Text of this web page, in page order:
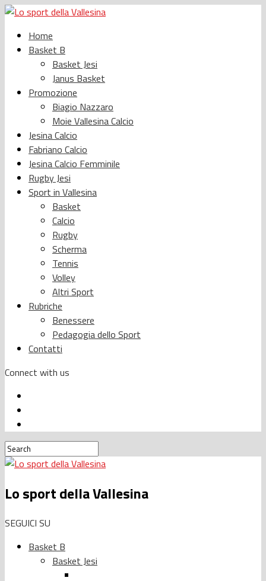
Home
Basket B
Basket Jesi
Janus Basket
Promozione
Biagio Nazzaro
Moie Vallesina Calcio
Jesina Calcio
Fabriano Calcio
Jesina Calcio Femminile
Rugby Jesi
Sport in Vallesina
Basket
Calcio
Rugby
Scherma
Tennis
Volley
Altri Sport
Rubriche
Benessere
Pedagogia dello Sport
Contatti
Connect with us
Lo sport della Vallesina
SEGUICI SU
Basket B
Basket Jesi